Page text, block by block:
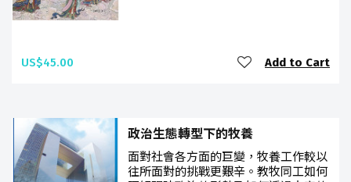
US$45.00 Add to Cart
政治生態轉型下的牧養
面對社會各方面的巨變，牧養工作較以
往所面對的挑戰更艱辛。教牧同工如何